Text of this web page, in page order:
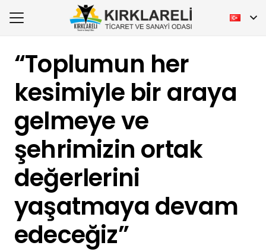
“Toplumun her
kesimiyle bir araya
gelmeye ve
şehrimizin ortak
değerlerini
yaşatmaya devam
edeceğiz”